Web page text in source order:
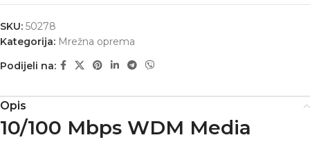
SKU: 50278
Kategorija: Mrežna oprema
Podijeli na:
Opis
10/100 Mbps WDM Media